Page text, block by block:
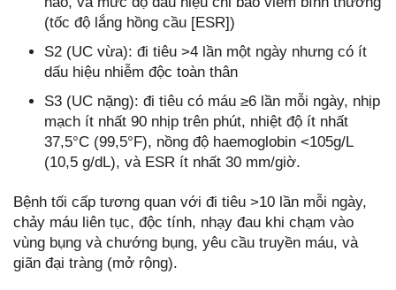
(tốc độ lắng hồng cầu [ESR])
S2 (UC vừa): đi tiêu >4 lần một ngày nhưng có ít
dấu hiệu nhiễm độc toàn thân
S3 (UC nặng): đi tiêu có máu ≥6 lần mỗi ngày, nhịp
mạch ít nhất 90 nhịp trên phút, nhiệt độ ít nhất
37,5°C (99,5°F), nồng độ haemoglobin <105g/L
(10,5 g/dL), và ESR ít nhất 30 mm/giờ.
Bệnh tối cấp tương quan với đi tiêu >10 lần mỗi ngày,
chảy máu liên tục, độc tính, nhạy đau khi chạm vào
vùng bụng và chướng bụng, yêu cầu truyền máu, và
giãn đại tràng (mở rộng).